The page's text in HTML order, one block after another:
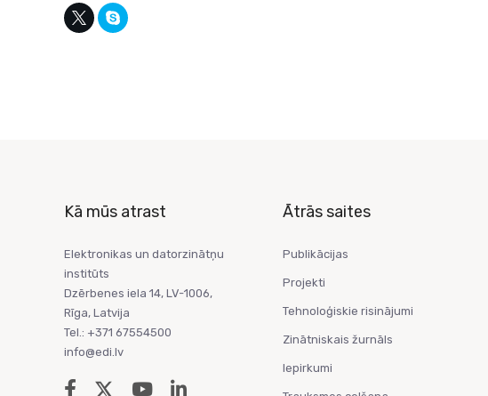
Kā mūs atrast
Elektronikas un datorzinātņu
institūts
Dzērbenes iela 14, LV-1006,
Rīga, Latvija
Tel.: +371 67554500
info@edi.lv
Ātrās saites
Publikācijas
Projekti
Tehnoloģiskie risinājumi
Zinātniskais žurnāls
Iepirkumi